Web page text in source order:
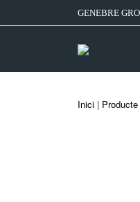
GENEBRE
Inici | Producte